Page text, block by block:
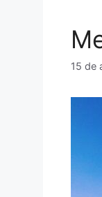
15 de